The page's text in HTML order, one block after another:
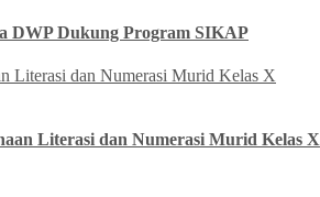
DWP Dukung Program SIKAP
Literasi dan Numerasi Murid Kelas X